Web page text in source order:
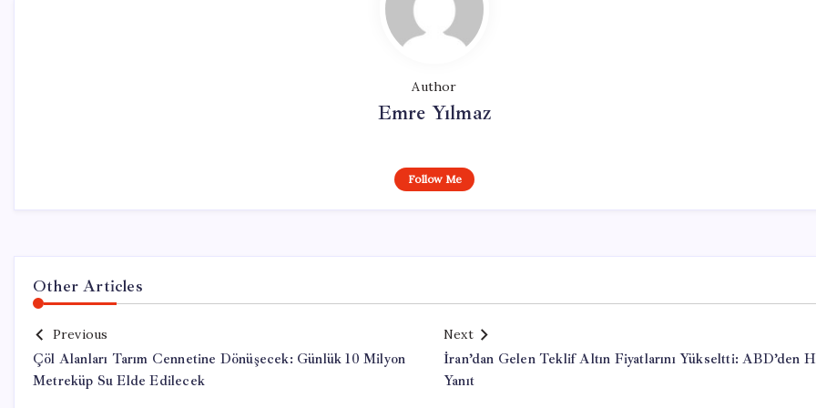
Author
Emre Yılmaz
Follow Me
Other Articles
Previous
Çöl Alanları Tarım Cennetine Dönüşecek: Günlük 10 Milyon
Metreküp Su Elde Edilecek
Next
İran’dan Gelen Teklif Altın Fiyatlarını Yükseltti: ABD’den
Yanıt